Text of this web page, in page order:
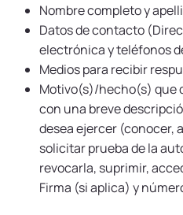
Nombre completo y
Datos de contacto
electrónica y teléfonos
Medios para recibir
Motivo(s)/hecho(s) que
con una breve
desea ejercer (conocer,
solicitar prueba de la
revocarla, suprimir,
Firma (si aplica) y